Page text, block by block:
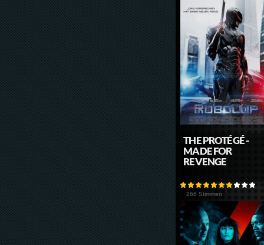
THE PROTÉGÉ -
MADE FOR
REVENGE
266 Stimmen